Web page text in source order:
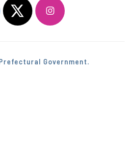
Government.